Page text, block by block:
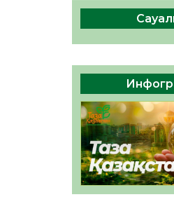
Руслан
әкімінің
тағайындалды
05.08.2026